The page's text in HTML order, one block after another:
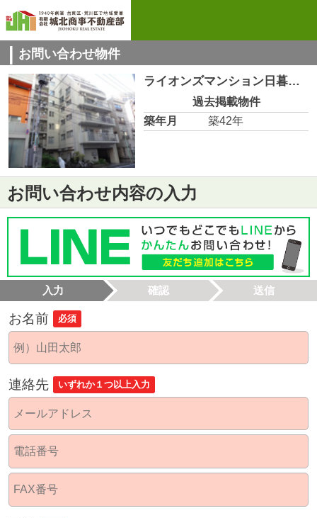
お問い合わせ物件
ライオンズマンション日暮里第2 604
過去掲載物件
築年月
築42年
お問い合わせ内容の入力
入力 確認 送信
お名前 必須
連絡先 いずれか１つ以上入力